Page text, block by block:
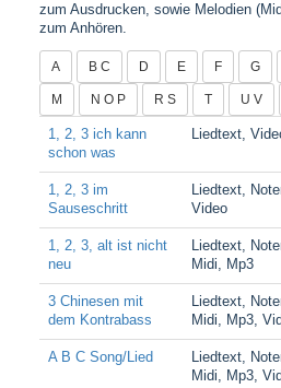
zum Ausdrucken, sowie Melodien
zum Anhören.
A B C D E F G
M N O P R S T U V
1, 2, 3 ich kann
schon was
Liedtext,
1, 2, 3 im
Sauseschritt
Liedtext,
Video
1, 2, 3, alt ist nicht
neu
Liedtext,
Midi, Mp3
3 Chinesen mit
dem Kontrabass
Liedtext,
Midi, Mp3,
A B C Song/Lied
Liedtext,
Midi, Mp3,